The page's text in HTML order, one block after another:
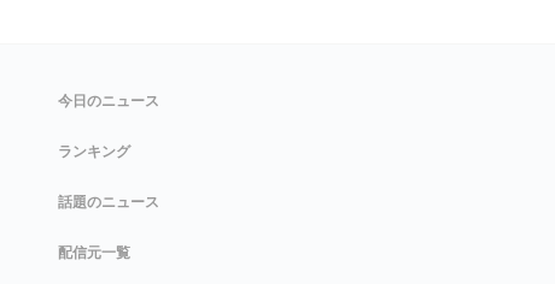
今日のニュース
ランキング
話題のニュース
配信元一覧